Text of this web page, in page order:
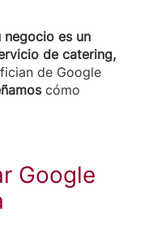
es un
de catering,
de Google
cómo
Google